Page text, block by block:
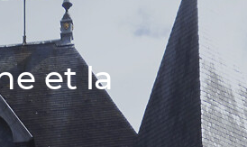
et la